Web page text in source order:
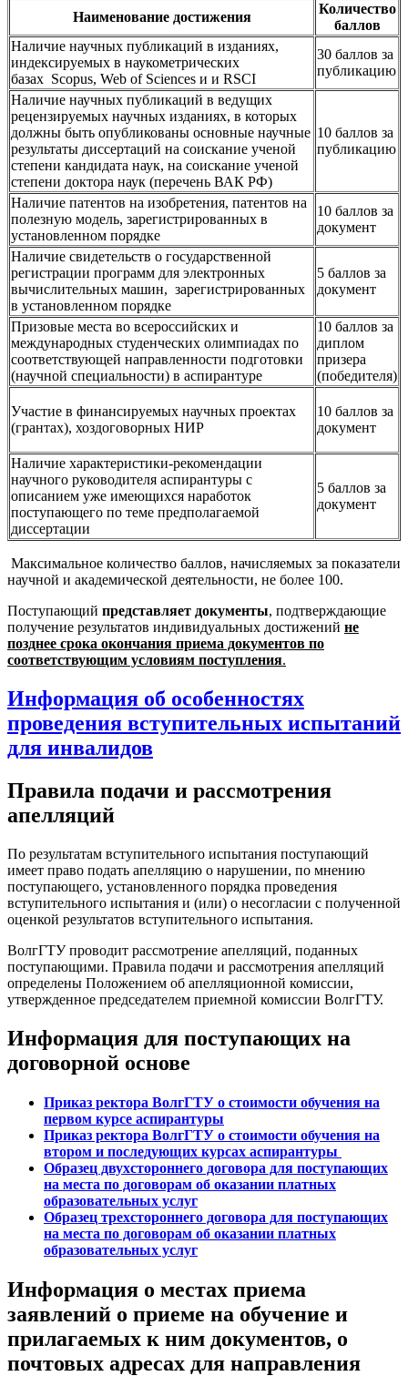
Наименование достижения
Количество
баллов
Наличие научных публикаций в изданиях,
индексируемых в наукометрических
базах Scopus, Web of Sciences и и RSCI
30 баллов за
публикацию
Наличие научных публикаций в ведущих
рецензируемых научных изданиях, в которых
должны быть опубликованы основные научные
результаты диссертаций на соискание ученой
степени кандидата наук, на соискание ученой
степени доктора наук (перечень ВАК РФ)
10 баллов за
публикацию
Наличие патентов на изобретения, патентов на
полезную модель, зарегистрированных в
установленном порядке
10 баллов за
документ
Наличие свидетельств о государственной
регистрации программ для электронных
вычислительных машин, зарегистрированных
в установленном порядке
5 баллов за
документ
Призовые места во всероссийских и
международных студенческих олимпиадах по
соответствующей направленности подготовки
(научной специальности) в аспирантуре
10 баллов за
диплом
призера
(победителя)
Участие в финансируемых научных проектах
(грантах), хоздоговорных НИР
10 баллов за
документ
Наличие характеристики-рекомендации
научного руководителя аспирантуры с
описанием уже имеющихся наработок
поступающего по теме предполагаемой
диссертации
5 баллов за
документ
Максимальное количество баллов, начисляемых за показатели
научной и академической деятельности, не более 100.
Поступающий представляет документы, подтверждающие
получение результатов индивидуальных достижений не
позднее срока окончания приема документов по
соответствующим условиям поступления.
Информация об особенностях
проведения вступительных испытаний
для инвалидов
Правила подачи и рассмотрения
апелляций
По результатам вступительного испытания поступающий
имеет право подать апелляцию о нарушении, по мнению
поступающего, установленного порядка проведения
вступительного испытания и (или) о несогласии с полученной
оценкой результатов вступительного испытания.
ВолгГТУ проводит рассмотрение апелляций, поданных
поступающими. Правила подачи и рассмотрения апелляций
определены Положением об апелляционной комиссии,
утвержденное председателем приемной комиссии ВолгГТУ.
Информация для поступающих на
договорной основе
Приказ ректора ВолгГТУ о стоимости обучения на
первом курсе аспирантуры
Приказ ректора ВолгГТУ о стоимости обучения на
втором и последующих курсах аспирантуры
Образец двухстороннего договора для поступающих
на места по договорам об оказании платных
образовательных услуг
Образец трехстороннего договора для поступающих
на места по договорам об оказании платных
образовательных услуг
Информация о местах приема
заявлений о приеме на обучение и
прилагаемых к ним документов, о
почтовых адресах для направления